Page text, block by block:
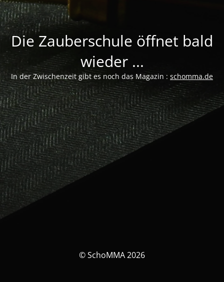
Die Zauberschule öffnet bald
wieder ...
In der Zwischenzeit gibt es noch das Magazin : schomma.de
© SchoMMA 2026